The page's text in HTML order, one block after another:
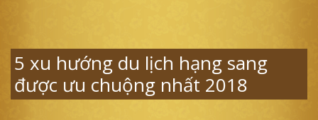
5 xu hướng du lịch hạng sang
được ưu chuộng nhất 2018